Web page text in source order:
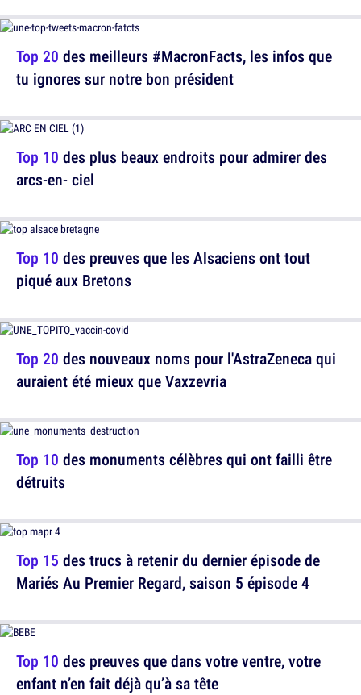
Top 20 des meilleurs #MacronFacts, les infos que
tu ignores sur notre bon président
Top 10 des preuves que les Alsaciens ont tout
piqué aux Bretons
Top 10 des monuments célèbres qui ont failli être
détruits
Top 10 des preuves que dans votre ventre, votre
enfant n’en fait déjà qu’à sa tête
Top 10 des plus beaux endroits pour admirer des
arcs-en- ciel
Top 20 des nouveaux noms pour l'AstraZeneca qui
auraient été mieux que Vaxzevria
Top 15 des trucs à retenir du dernier épisode de
Mariés Au Premier Regard, saison 5 épisode 4